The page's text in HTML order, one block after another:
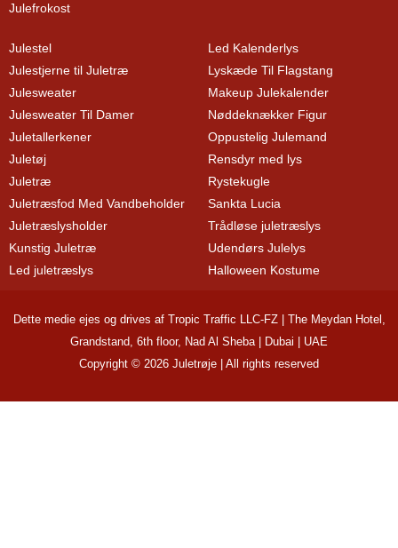
Julefrokost
Julestel
Julestjerne til Juletræ
Julesweater
Julesweater Til Damer
Juletallerkener
Juletøj
Juletræ
Juletræsfod Med Vandbeholder
Juletræslysholder
Kunstig Juletræ
Led juletræslys
Led Kalenderlys
Lyskæde Til Flagstang
Makeup Julekalender
Nøddeknækker Figur
Oppustelig Julemand
Rensdyr med lys
Rystekugle
Sankta Lucia
Trådløse juletræslys
Udendørs Julelys
Halloween Kostume
Dette medie ejes og drives af Tropic Traffic LLC-FZ | The Meydan Hotel,
Grandstand, 6th floor, Nad Al Sheba | Dubai | UAE
Copyright © 2026 Juletrøje | All rights reserved